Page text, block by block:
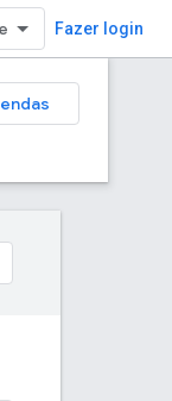
Fazer login